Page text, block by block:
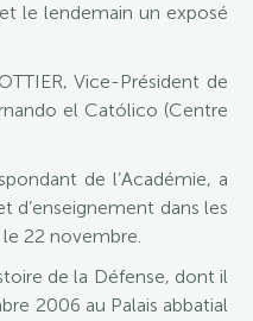
le lendemain un exposé
Vice-Président de
el Católico (Centre
de l’Académie, a
d’enseignement dans les
le 22 novembre.
de la Défense, dont il
2006 au Palais abbatial